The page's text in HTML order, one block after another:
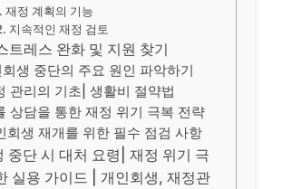
재정 계획의 기능
지속적인 재정 검토
트레스 완화 및 지원 찾기
회생 중단의 주요 원인 파악하기
관리의 기초| 생활비 절약법
상담을 통한 재정 위기 극복 전략
회생 재개를 위한 필수 점검 사항
중단 시 대처 요령| 재정 위기 극
실용 가이드 | 개인회생, 재정관